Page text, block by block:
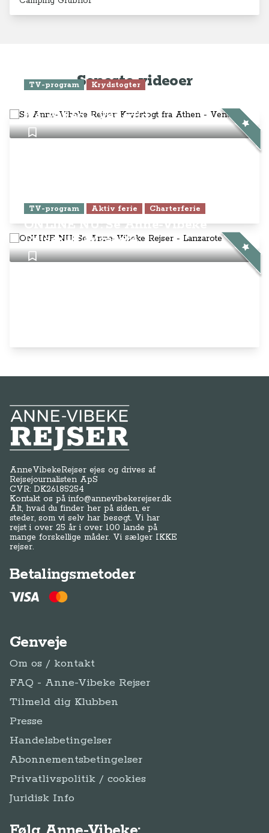
Seneste videoer
TV-program Krydstogter
fra Athen - Venedig
TV-program Aktiv ferie Charterferie
ONLINE NU: Se Anne-Vibeke
Rejser - Lanzarote
Anne-Vibeke Rejser
AnneVibekeRejser ejes og drives af
Rejsejournalisten ApS
CVR: DK26185254
Kontakt os påinfo@annevibekerejser.dk
Alt, hvad du finder her på siden, er
steder, som vi selv har besøgt. Vi har
rejst i over 25 år i over 100 lande på
mange forskellige måder. Vi sælger IKKE
rejser.
Betalingsmetoder
Genveje
Om os / kontakt
FAQ - Anne-Vibeke Rejser
Tilmeld dig Klubben
Presse
Handelsbetingelser
Abonnementsbetingelser
Privatlivspolitik / cookies
Juridisk Info